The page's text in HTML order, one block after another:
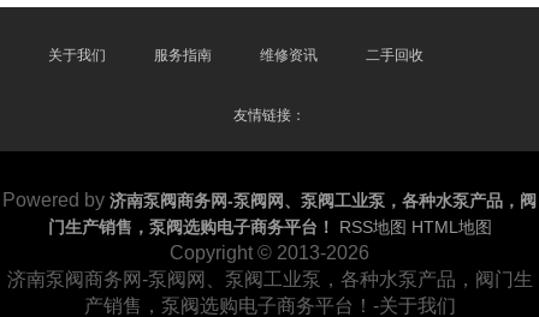
关于我们 服务指南 维修资讯 二手回收
友情链接：
Powered by 济南泵阀商务网-泵阀网、泵阀工业泵，各种水泵产品，阀
门生产销售，泵阀选购电子商务平台！
RSS地图 HTML地图
Copyright © 2013-2026
济南泵阀商务网-泵阀网、泵阀工业泵，各种水泵产品，阀门生
产销售，泵阀选购电子商务平台！-关于我们